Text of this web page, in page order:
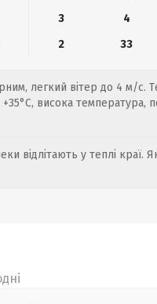
3 4
2 33
легкий вітер до 4 м/с.
висока температура,
відлітають у теплі краї.